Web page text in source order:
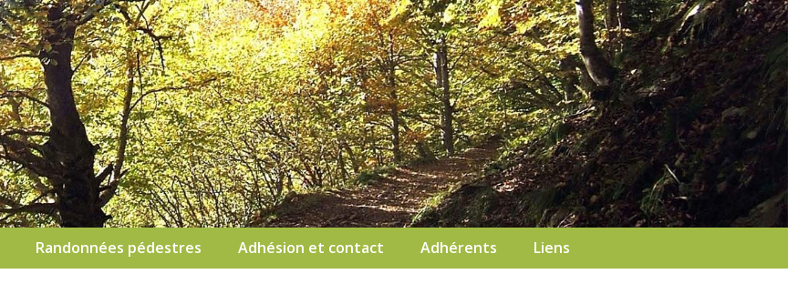
Randonnées pédestres Adhésion et contact Adhérents Liens